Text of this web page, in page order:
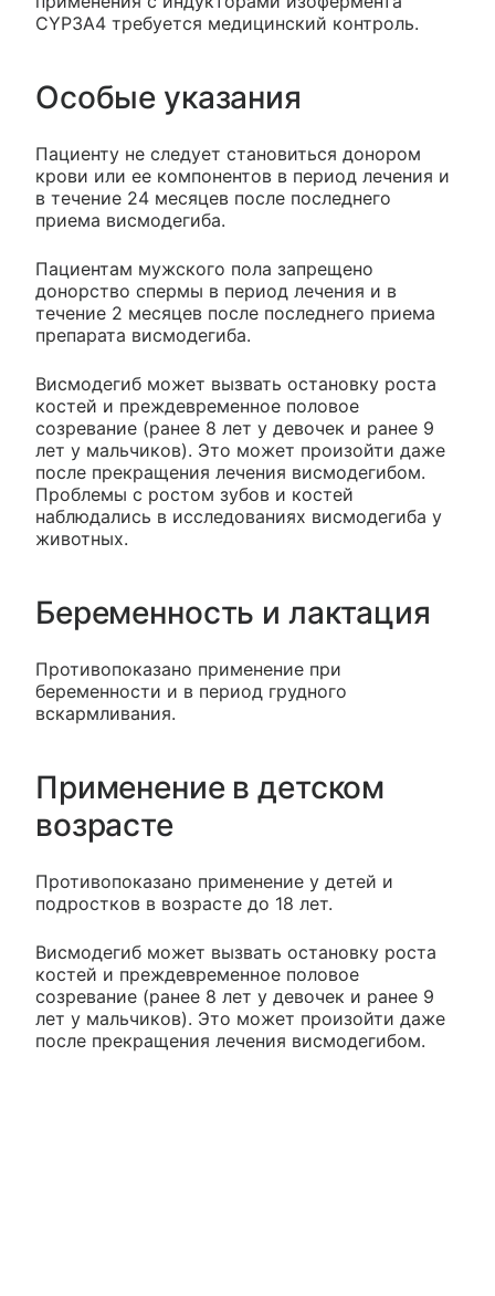
CYP3A4 требуется медицинский контроль.
Особые указания
Пациенту не следует становиться донором
крови или ее компонентов в период лечения и
в течение 24 месяцев после последнего
приема висмодегиба.
Пациентам мужского пола запрещено
донорство спермы в период лечения и в
течение 2 месяцев после последнего приема
препарата висмодегиба.
Висмодегиб может вызвать остановку роста
костей и преждевременное половое
созревание (ранее 8 лет у девочек и ранее 9
лет у мальчиков). Это может произойти даже
после прекращения лечения висмодегибом.
Проблемы с ростом зубов и костей
наблюдались в исследованиях висмодегиба у
животных.
Беременность и лактация
Противопоказано применение при
беременности и в период грудного
вскармливания.
Применение в детском
возрасте
Противопоказано применение у детей и
подростков в возрасте до 18 лет.
Висмодегиб может вызвать остановку роста
костей и преждевременное половое
созревание (ранее 8 лет у девочек и ранее 9
лет у мальчиков). Это может произойти даже
после прекращения лечения висмодегибом.